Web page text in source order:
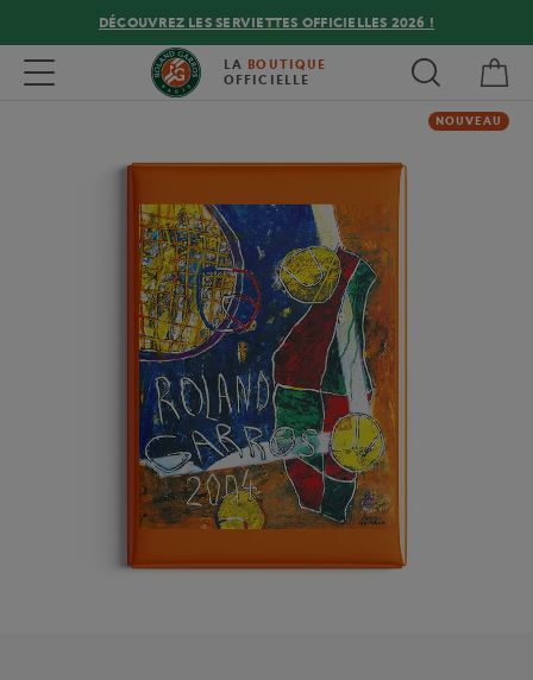
DÉCOUVREZ LES SERVIETTES OFFICIELLES 2026 !
Toggle navigation LA BOUTIQUE
OFFICIELLE
NOUVEAU